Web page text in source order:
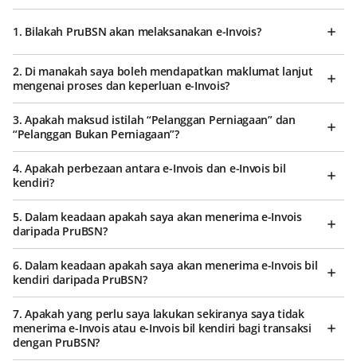
1. Bilakah PruBSN akan melaksanakan e-Invois?
2. Di manakah saya boleh mendapatkan maklumat lanjut
mengenai proses dan keperluan e-Invois?
3. Apakah maksud istilah “Pelanggan Perniagaan” dan
“Pelanggan Bukan Perniagaan”?
4. Apakah perbezaan antara e-Invois dan e-Invois bil
kendiri?
5. Dalam keadaan apakah saya akan menerima e-Invois
daripada PruBSN?
6. Dalam keadaan apakah saya akan menerima e-Invois bil
kendiri daripada PruBSN?
7. Apakah yang perlu saya lakukan sekiranya saya tidak
menerima e-Invois atau e-Invois bil kendiri bagi transaksi
dengan PruBSN?